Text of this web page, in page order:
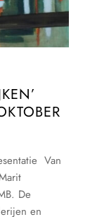
Van
De
en